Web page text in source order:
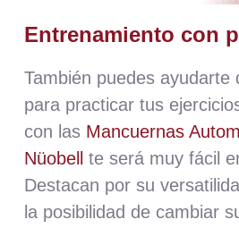
Entrenamiento con
También puedes ayudarte
para practicar tus
con las Mancuernas
Nüobellte será muy fácil
Destacan por su
la posibilidad de cambiar